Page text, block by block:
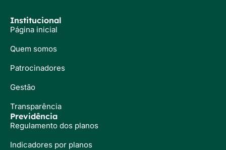
Institucional
Página inicial
Quem somos
Patrocinadores
Gestão
Transparência
Previdência
Regulamento dos planos
Indicadores por planos